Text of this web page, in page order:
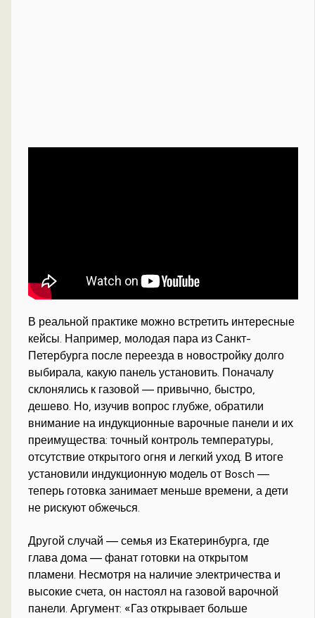
В реальной практике можно встретить интересные
кейсы. Например, молодая пара из Санкт-
Петербурга после переезда в новостройку долго
выбирала, какую панель установить. Поначалу
склонялись к газовой — привычно, быстро,
дешево. Но, изучив вопрос глубже, обратили
внимание на индукционные варочные панели и их
преимущества: точный контроль температуры,
отсутствие открытого огня и легкий уход. В итоге
установили индукционную модель от Bosch —
теперь готовка занимает меньше времени, а дети
не рискуют обжечься.
Другой случай — семья из Екатеринбурга, где
глава дома — фанат готовки на открытом
пламени. Несмотря на наличие электричества и
высокие счета, он настоял на газовой варочной
панели. Аргумент: «Газ открывает больше